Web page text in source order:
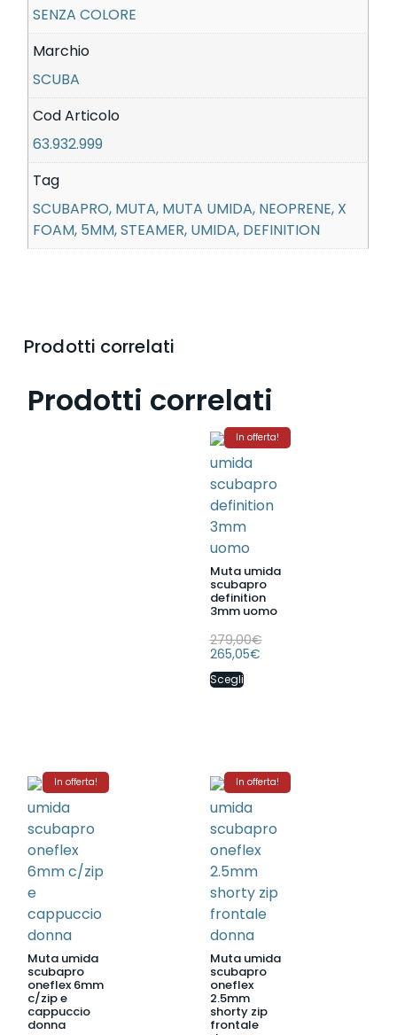
SENZA COLORE
Marchio
SCUBA
Cod Articolo
63.932.999
Tag
SCUBAPRO, MUTA, MUTA UMIDA, NEOPRENE, X
FOAM, 5MM, STEAMER, UMIDA, DEFINITION
Prodotti correlati
Prodotti correlati
In offerta!
Muta umida
scubapro
definition
3mm uomo
279,00€
265,05€
Scegli
In offerta!
Muta umida
scubapro
oneflex 6mm
c/zip e
cappuccio
donna
In offerta!
Muta umida
scubapro
oneflex
2.5mm
shorty zip
frontale